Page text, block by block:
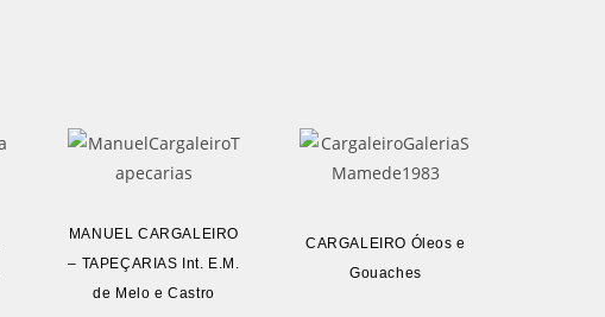
MANUEL CARGALEIRO
– TAPEÇARIAS Int. E.M.
de Melo e Castro
CARGALEIRO Óleos e
Gouaches